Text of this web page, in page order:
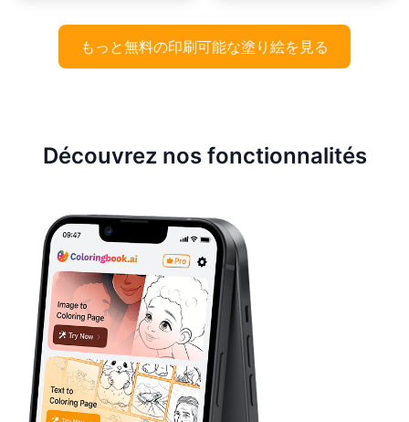
もっと無料の印刷可能な塗り絵を見る
Découvrez nos fonctionnalités